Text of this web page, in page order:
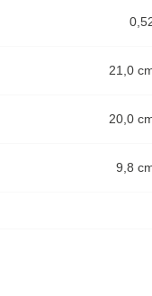
21,0
20,0
9,8